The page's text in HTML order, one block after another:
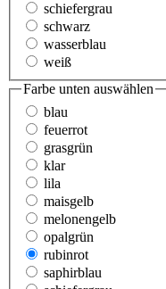
schiefergrau
schwarz
wasserblau
weiß
Farbe unten auswählen
blau
feuerrot
grasgrün
klar
lila
maisgelb
melonengelb
opalgrün
rubinrot
saphirblau